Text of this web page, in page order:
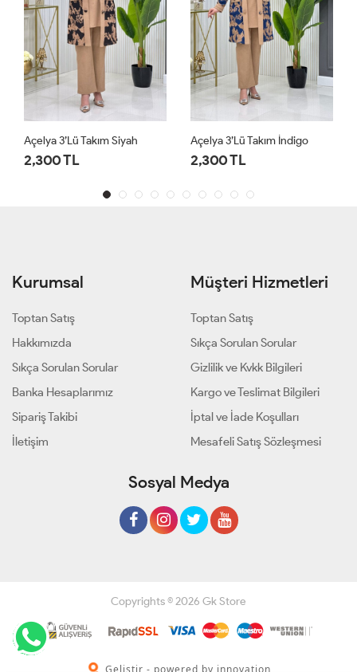
Açelya 3’lü Takım Siyah
2,300 TL
Açelya 3’lü Takım İndigo
2,300 TL
Kurumsal
Toptan Satış
Hakkımızda
Sıkça Sorulan Sorular
Banka Hesaplarımız
Sipariş Takibi
İletişim
Müşteri Hizmetleri
Toptan Satış
Sıkça Sorulan Sorular
Gizlilik ve Kvkk Bilgileri
Kargo ve Teslimat Bilgileri
İptal ve İade Koşulları
Mesafeli Satış Sözleşmesi
Sosyal Medya
Copyrights © 2026 Gk Store
Geliştir - powered by innovation